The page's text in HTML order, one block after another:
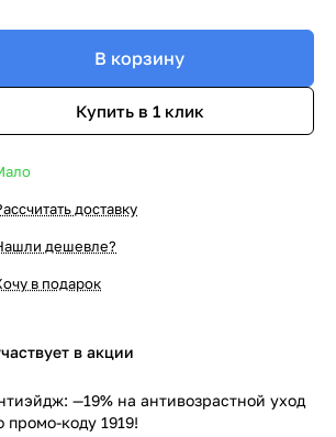
В корзину
Купить в 1 клик
доставку
дешевле?
в подарок
в акции
—19% на антивозрастной уход
промо-коду 1919!